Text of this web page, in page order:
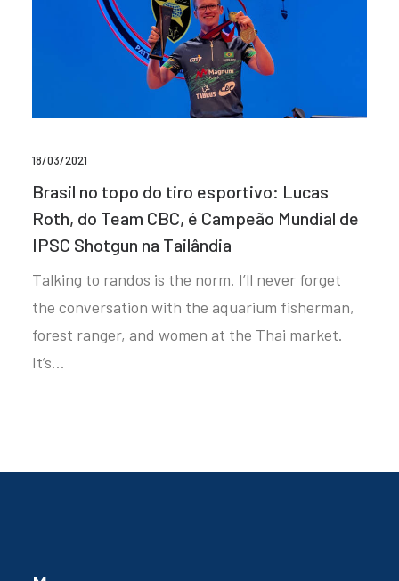
18/03/2021
Brasil no topo do tiro esportivo: Lucas
Roth, do Team CBC, é Campeão Mundial de
IPSC Shotgun na Tailândia
Talking to randos is the norm. I’ll never forget
the conversation with the aquarium fisherman,
forest ranger, and women at the Thai market.
It’s…